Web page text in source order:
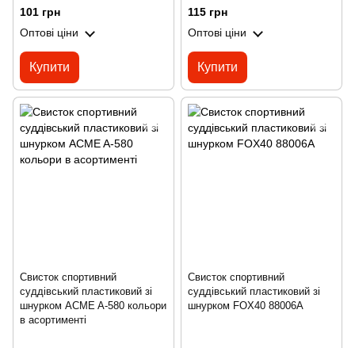
101 грн
Оптові ціни
Купити
115 грн
Оптові ціни
Купити
Свисток спортивний
суддівський пластиковий зі
шнурком ACME A-580 кольори
в асортименті
Свисток спортивний
суддівський пластиковий зі
шнурком FOX40 88006A